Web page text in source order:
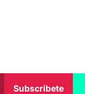
Subscribete